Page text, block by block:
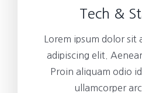
Tech &
Lorem ipsum dolor sit
adipiscing elit.
Proin aliquam odio
ullamcorper